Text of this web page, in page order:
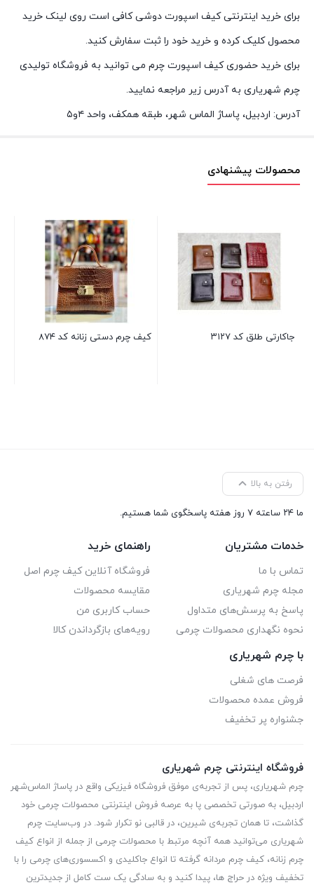
برای خرید اینترنتی کیف اسپورت دوشی کافی است روی لینک خرید
محصول کلیک کرده و خرید خود را ثبت سفارش کنید.
برای خرید حضوری کیف اسپورت چرم می توانید به فروشگاه تولیدی
چرم شهریاری به آدرس زیر مراجعه نمایید.
آدرس: اردبیل، پاساژ الماس شهر، طبقه همکف، واحد ۴و۵
محصولات پیشنهادی
جاکارتی طلق کد ۳۱۲۷ کیف چرم دستی زنانه کد ۸۷۴
رفتن به بالا
ما ۲۴ ساعته ۷ روز هفته پاسخگوی شما هستیم.
خدمات مشتریان
تماس با ما
مجله چرم شهریاری
پاسخ به پرسش‌های متداول
نحوه نگهداری محصولات چرمی
راهنمای خرید
فروشگاه آنلاین کیف چرم اصل
مقایسه محصولات
حساب کاربری من
رویه‌های بازگرداندن کالا
با چرم شهریاری
فرصت های شغلی
فروش عمده محصولات
جشنواره پر تخفیف
فروشگاه اینترنتی چرم شهریاری
چرم شهریاری، پس از تجربه‌ی موفق فروشگاه فیزیکی واقع در پاساژ الماس‌شهر
اردبیل، به صورتی تخصصی پا به عرصه فروش اینترنتی محصولات چرمی خود
گذاشت، تا همان تجربه‌ی شیرین، در قالبی نو تکرار شود. در وب‌سایت چرم
شهریاری می‌توانید همه آنچه مرتبط با محصولات چرمی از جمله از انواع کیف
چرم زنانه، کیف چرم مردانه گرفته تا انواع جاکلیدی و اکسسوری‌های چرمی را با
تخفیف ویژه در حراج ها، پیدا کنید و به سادگی یک ست کامل از جدیدترین‌